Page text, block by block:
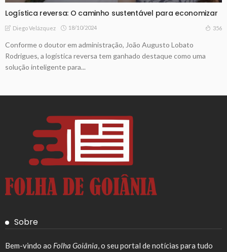
Logística reversa: O caminho sustentável para economizar
Diego Velázquez 18/10/2024 356
Conforme o doutor em administração, João Augusto Lobato
Rodrigues, a logística reversa tem ganhado destaque como uma
solução inteligente para...
Sobre
Bem-vindo ao Folha Goiânia, o seu portal de notícias para tudo